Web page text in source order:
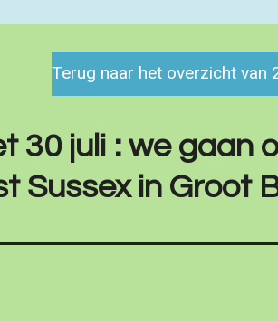
Terug naar het overzicht van
30 juli : we gaan
Sussex in Groot